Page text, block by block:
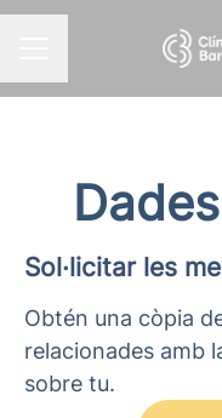
Menú borsa de treball
Sol·licitar les
Obtén una còpia
relacionades amb
sobre tu.